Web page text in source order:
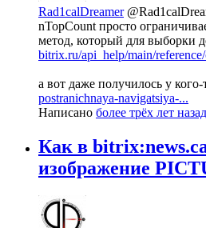
Rad1calDreamer
nTopCount просто
метод, который для выборки
bitrix.ru/api_help/main/
а вот даже получилось у кого-
postranichnaya-navigatsiya-...
Написано более трёх лет назад
Как в
изображение